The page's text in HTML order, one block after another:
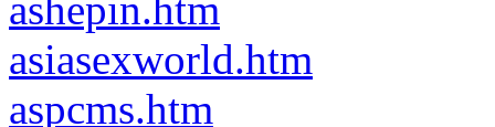
asiasexworld.htm
aspcms.htm